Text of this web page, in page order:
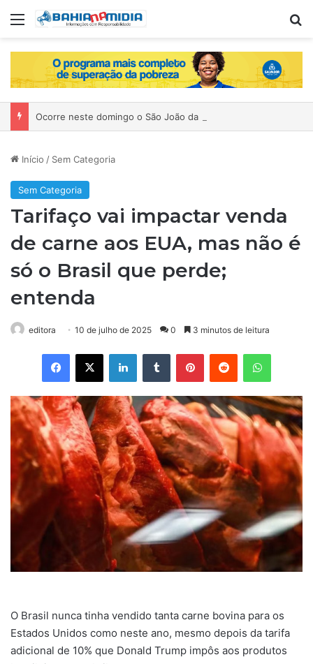
Menu
Início / Sem Categoria
Sem Categoria
Tarifaço vai impactar venda
de carne aos EUA, mas não é
só o Brasil que perde;
entenda
editora 10 de julho de 2025 0 3 minutos de leitura
O Brasil nunca tinha vendido tanta carne bovina para os
Estados Unidos como neste ano, mesmo depois da tarifa
adicional de 10% que Donald Trump impôs aos produtos